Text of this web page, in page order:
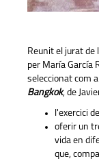
Reunit el jurat de
per María García
seleccionat com
Bangkok, de
l'exercici
oferir un
vida en
que,